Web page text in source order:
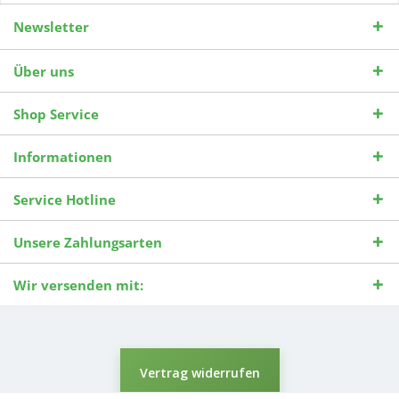
Newsletter
Über uns
Shop Service
Informationen
Service Hotline
Unsere Zahlungsarten
Wir versenden mit:
Vertrag widerrufen